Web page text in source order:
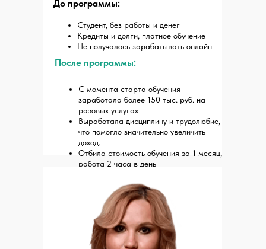
До программы:
Студент, без работы и денег
Кредиты и долги, платное обучение
Не получалось зарабатывать онлайн
После программы:
С момента старта обучения
заработала более 150 тыс. руб. на
разовых услугах
Выработала дисциплину и трудолюбие,
что помогло значительно увеличить
доход.
Отбила стоимость обучения за 1 месяц,
работа 2 часа в день